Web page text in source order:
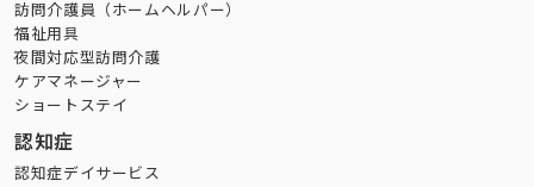
訪問介護員（ホームヘルパー）
福祉用具
夜間対応型訪問介護
ケアマネージャー
ショートステイ
認知症
認知症デイサービス